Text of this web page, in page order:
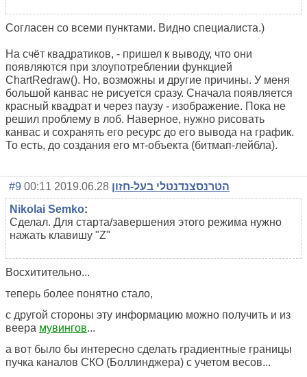
Согласен со всеми пунктами. Видно специалиста.)
На счёт квадратиков, - пришел к выводу, что они
появляются при злоупотреблении функцией
ChartRedraw(). Но, возможны и другие причины. У меня
большой канвас не рисуется сразу. Сначала появляется
красный квадрат и через паузу - изображение. Пока не
решил проблему в лоб. Наверное, нужно рисовать
канвас и сохранять его ресурс до его вывода на график.
То есть, до создания его мт-объекта (битмап-лейбла).
הטרנסצנדנטלי בעל-חזון 2019.06.28 00:11
#9
Nikolai Semko:
Сделал. Для старта/завершения этого режима нужно
нажать клавишу "Z"
Восхитительно...
теперь более понятно стало,
с другой стороны эту информацию можно получить и из
веера мувингов...
а вот было бы интересно сделать градиентные границы
пучка каналов СКО (Боллинджера) с учетом весов...